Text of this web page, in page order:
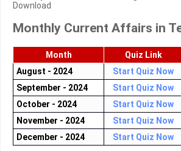
Download
Monthly Current Affairs in
Month Quiz Link
August - 2024
Start Quiz Now
September - 2024
Start Quiz Now
October - 2024
Start Quiz Now
November - 2024
Start Quiz Now
December - 2024
Start Quiz Now